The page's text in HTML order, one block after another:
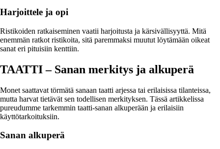
Harjoittele ja opi
Ristikoiden ratkaiseminen vaatii harjoitusta ja kärsivällisyyttä. Mitä
enemmän ratkot ristikoita, sitä paremmaksi muutut löytämään oikeat
sanat eri pituisiin kenttiin.
TAATTI – Sanan merkitys ja alkuperä
Monet saattavat törmätä sanaan taatti arjessa tai erilaisissa tilanteissa,
mutta harvat tietävät sen todellisen merkityksen. Tässä artikkelissa
pureudumme tarkemmin taatti-sanan alkuperään ja erilaisiin
käyttötarkoituksiin.
Sanan alkuperä